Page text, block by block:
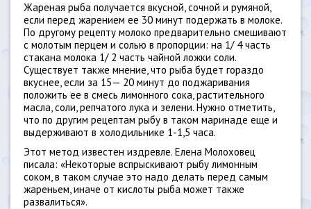
Жареная рыба получается вкусной, сочной и румяной,
если перед жарением ее 30 минут подержать в молоке.
По другому рецепту молоко предварительно смешивают
с молотым перцем и солью в пропорции: на 1/ 4 часть
стакана молока 1/ 2 часть чайной ложки соли.
Существует также мнение, что рыба будет гораздо
вкуснее, если за 15— 20 минут до поджаривания
положить ее в смесь лимонного сока, растительного
масла, соли, репчатого лука и зелени. Нужно отметить,
что по другим рецептам рыбу в таком маринаде еще и
выдерживают в холодильнике 1-1,5 часа.
Этот метод известен издревле. Елена Молоховец
писала: «Некоторые вспрыскивают рыбу лимонным
соком, в таком случае это надо делать перед самым
жареньем, иначе от кислоты рыба может также
развалиться».